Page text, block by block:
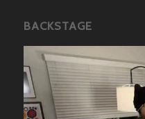
BACKSTAGE